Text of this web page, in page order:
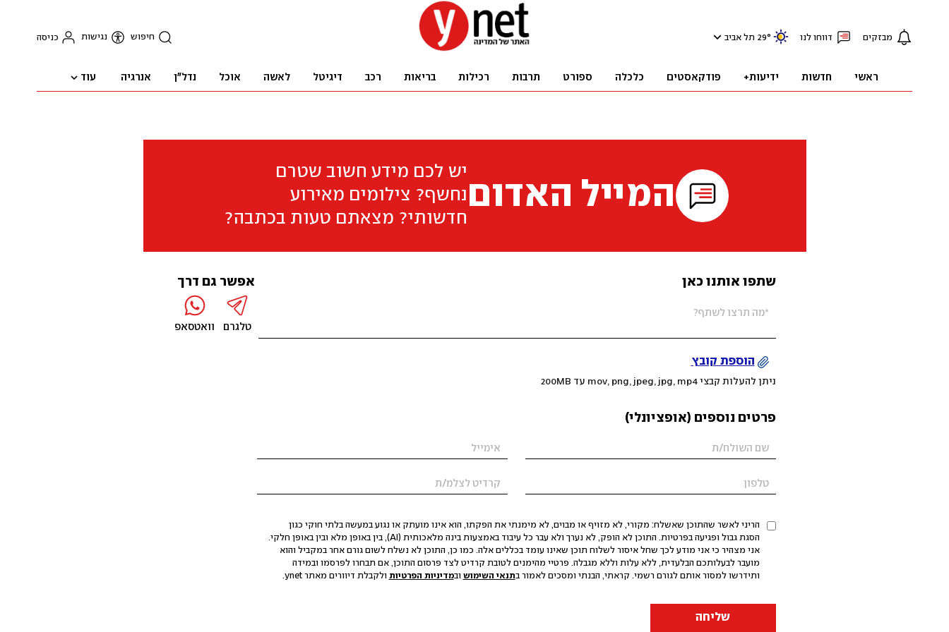
מבזקים דווחו לנו 29° תל אביב חיפוש נגישות כניסה
ראשי חדשות ידיעות+ פודקאסטים כלכלה ספורט תרבות רכילות בריאות רכב דיגיטל לאשה אוכל נדל"ן אנרגיה עוד
המייל האדום
יש לכם מידע חשוב שטרם
נחשף? צילומים מאירוע
חדשותי? מצאתם טעות בכתבה?
שתפו אותנו כאן
הוספת קובץ
ניתן להעלות קבצי mov, png, jpeg, jpg, mp4 עד 200MB
פרטים נוספים (אופציונלי)
הריני לאשר שהתוכן שאשלח: מקורי, לא מזויף או מבוים, לא מימנתי את הפקתו, הוא אינו מועתק או נגוע במעשה בלתי חוקי כגון
הסגת גבול ופגיעה בפרטיות. התוכן לא הופק, לא נערך ולא עבר כל עיבוד באמצעות בינה מלאכותית (AI), בין באופן מלא ובין באופן חלקי.
אני מצהיר כי אני מודע לכך שחל איסור לשלוח תוכן שאינו עומד בכללים אלה. כמו כן, התוכן לא נשלח לשום גורם אחר במקביל והוא
מועבר לבעלותכם הבלעדית, ללא עלות וללא מגבלה. פרטיי מהימנים לטובת קרדיט לצד פרסום התוכן, אם תבחרו לפרסמו ובמידה
ותידרשו למסור אותם לגורם רשמי. קראתי, הבנתי ומסכים לאמור בתנאי השימוש ובמדיניות הפרטיות ולקבלת דיוורים מאתר ynet.
שליחה
אפשר גם דרך
טלגרם וואטסאפ